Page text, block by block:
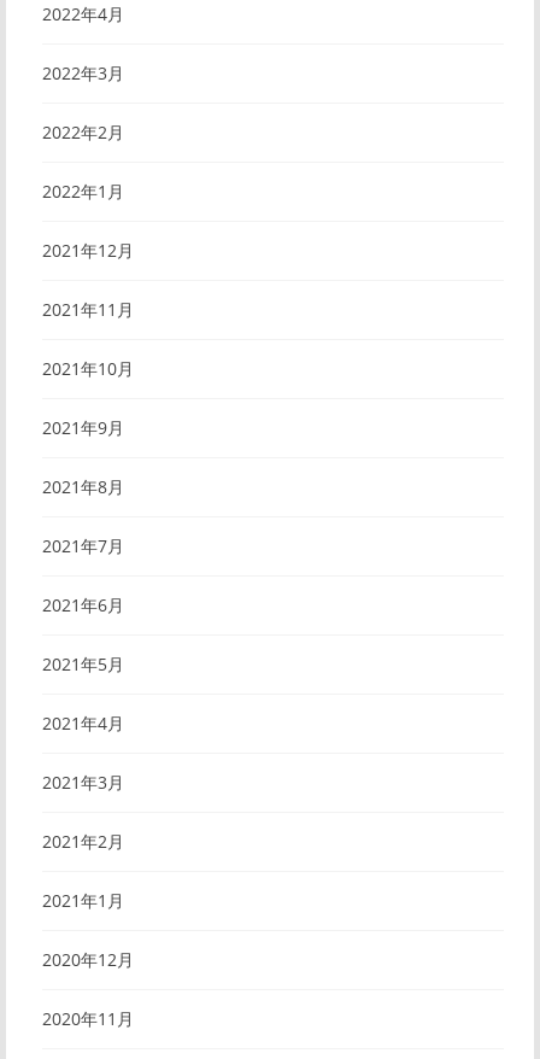
2022年4月
2022年3月
2022年2月
2022年1月
2021年12月
2021年11月
2021年10月
2021年9月
2021年8月
2021年7月
2021年6月
2021年5月
2021年4月
2021年3月
2021年2月
2021年1月
2020年12月
2020年11月